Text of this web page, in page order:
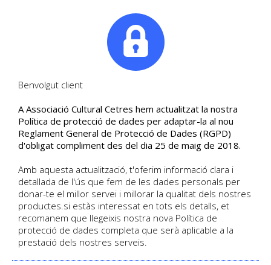
JUANA DE ARCO Y el
sentimiento nacional
en la formación de
Francia
Conferencia - 13 de mayo - 17h. -
José Enrique Ruiz Doménec
Benvolgut client
A Associació Cultural Cetres hem actualitzat la nostra
Política de protecció de dades per adaptar-la al nou
Reglament General de Protecció de Dades (RGPD)
d'obligat compliment des del dia 25 de maig de 2018.
Amb aquesta actualització, t'oferim informació clara i
detallada de l'ús que fem de les dades personals per
donar-te el millor servei i millorar la qualitat dels nostres
productes.si estàs interessat en tots els detalls, et
recomanem que llegeixis nostra nova Política de
protecció de dades completa que serà aplicable a la
prestació dels nostres serveis.